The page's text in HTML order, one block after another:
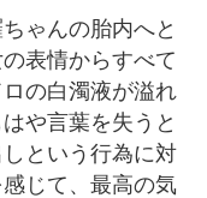
ゃんの胎内へと
表情からすべて
の白濁液が溢れ
や言葉を失うと
という行為に対
じて、最高の気